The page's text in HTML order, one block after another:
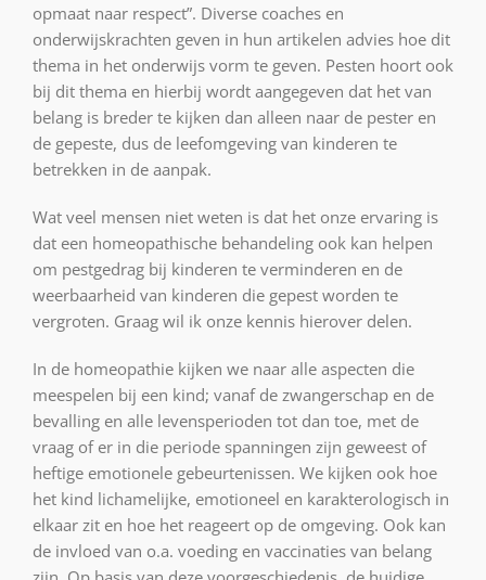
opmaat naar respect”. Diverse coaches en
onderwijskrachten geven in hun artikelen advies hoe dit
thema in het onderwijs vorm te geven. Pesten hoort ook
bij dit thema en hierbij wordt aangegeven dat het van
belang is breder te kijken dan alleen naar de pester en
de gepeste, dus de leefomgeving van kinderen te
betrekken in de aanpak.
Wat veel mensen niet weten is dat het onze ervaring is
dat een homeopathische behandeling ook kan helpen
om pestgedrag bij kinderen te verminderen en de
weerbaarheid van kinderen die gepest worden te
vergroten. Graag wil ik onze kennis hierover delen.
In de homeopathie kijken we naar alle aspecten die
meespelen bij een kind; vanaf de zwangerschap en de
bevalling en alle levensperioden tot dan toe, met de
vraag of er in die periode spanningen zijn geweest of
heftige emotionele gebeurtenissen. We kijken ook hoe
het kind lichamelijke, emotioneel en karakterologisch in
elkaar zit en hoe het reageert op de omgeving. Ook kan
de invloed van o.a. voeding en vaccinaties van belang